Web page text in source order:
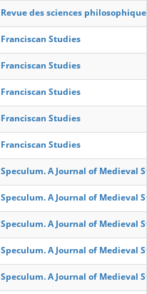
Revue des sciences
Franciscan Studies
Franciscan Studies
Franciscan Studies
Franciscan Studies
Franciscan Studies
Speculum. A Journal of Medieval
Speculum. A Journal of Medieval
Speculum. A Journal of Medieval
Speculum. A Journal of Medieval
Speculum. A Journal of Medieval